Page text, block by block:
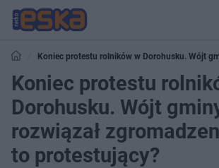
Koniec protestu rolników w Dorohusku. Wójt
zgromadzenie. Co na to protestujący?
Koniec protestu
Dorohusku. Wójt
rozwiązał
to protestujący?